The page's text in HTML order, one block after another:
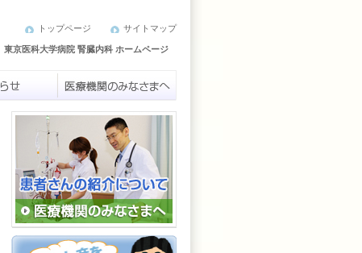
トップページ サイトマップ
東京医科大学病院 腎臓内科 ホームページ